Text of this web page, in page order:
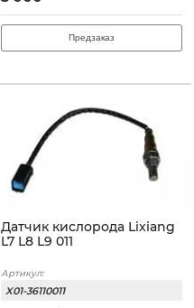
Предзаказ
Датчик кислорода Lixiang
L7 L8 L9 011
Артикул:
X01-36110011